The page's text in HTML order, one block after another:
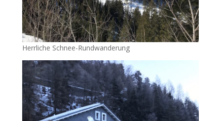
Herrliche Schnee-Rundwanderung